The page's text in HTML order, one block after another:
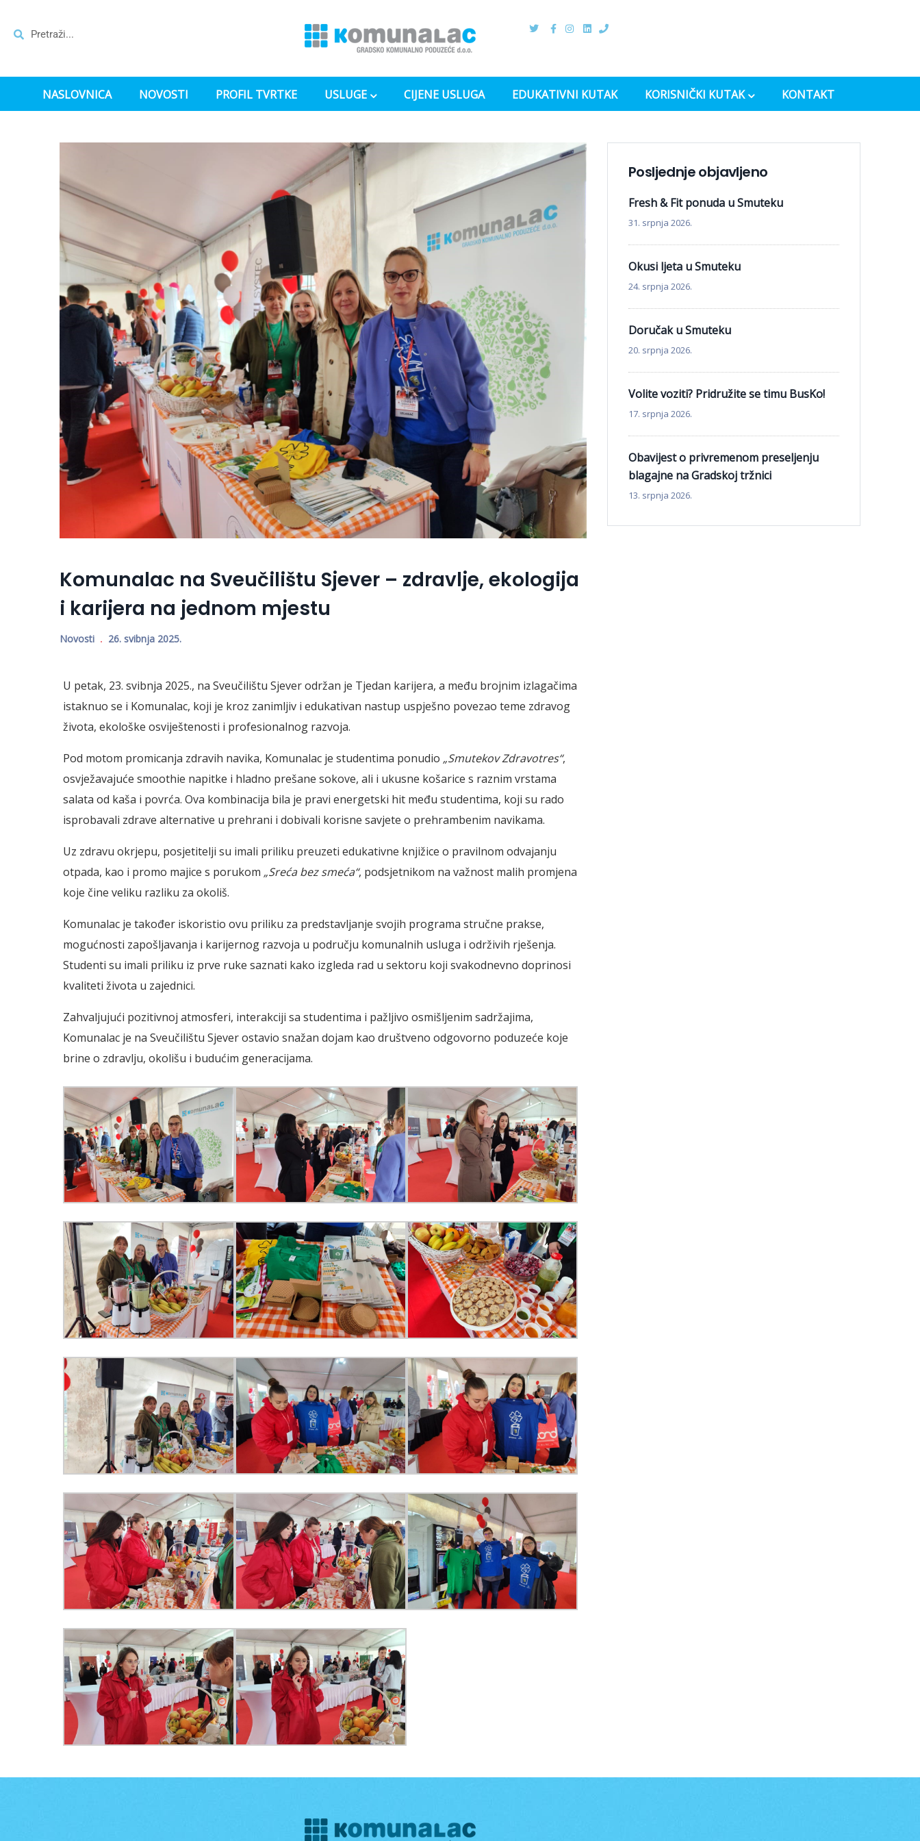
NASLOVNICA NOVOSTI PROFIL TVRTKE USLUGE CIJENE USLUGA EDUKATIVNI KUTAK KORISNIČKI KUTAK KONTAKT
Komunalac na Sveučilištu Sjever – zdravlje, ekologija
i karijera na jednom mjestu
Novosti 26. svibnja 2025.
U petak, 23. svibnja 2025., na Sveučilištu Sjever održan je Tjedan karijera, a među brojnim izlagačima
istaknuo se i Komunalac, koji je kroz zanimljiv i edukativan nastup uspješno povezao teme zdravog
života, ekološke osviještenosti i profesionalnog razvoja.
Pod motom promicanja zdravih navika, Komunalac je studentima ponudio „Smutekov Zdravotres“,
osvježavajuće smoothie napitke i hladno prešane sokove, ali i ukusne košarice s raznim vrstama
salata od kaša i povrća. Ova kombinacija bila je pravi energetski hit među studentima, koji su rado
isprobavali zdrave alternative u prehrani i dobivali korisne savjete o prehrambenim navikama.
Uz zdravu okrjepu, posjetitelji su imali priliku preuzeti edukativne knjižice o pravilnom odvajanju
otpada, kao i promo majice s porukom „Sreća bez smeća“, podsjetnikom na važnost malih promjena
koje čine veliku razliku za okoliš.
Komunalac je također iskoristio ovu priliku za predstavljanje svojih programa stručne prakse,
mogućnosti zapošljavanja i karijernog razvoja u području komunalnih usluga i održivih rješenja.
Studenti su imali priliku iz prve ruke saznati kako izgleda rad u sektoru koji svakodnevno doprinosi
kvaliteti života u zajednici.
Zahvaljujući pozitivnoj atmosferi, interakciji sa studentima i pažljivo osmišljenim sadržajima,
Komunalac je na Sveučilištu Sjever ostavio snažan dojam kao društveno odgovorno poduzeće koje
brine o zdravlju, okolišu i budućim generacijama.
Posljednje objavljeno
Fresh & Fit ponuda u Smuteku
31. srpnja 2026.
Okusi ljeta u Smuteku
24. srpnja 2026.
Doručak u Smuteku
20. srpnja 2026.
Volite voziti? Pridružite se timu BusKo!
17. srpnja 2026.
Obavijest o privremenom preseljenju
blagajne na Gradskoj tržnici
13. srpnja 2026.